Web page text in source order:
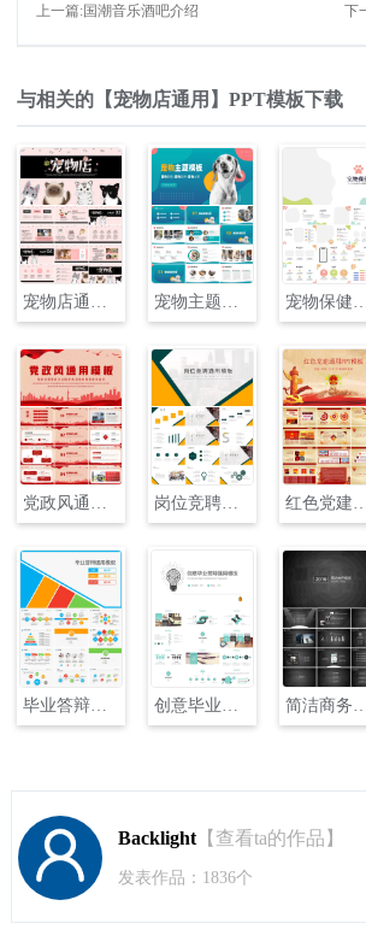
上一篇:国潮音乐酒吧介绍 下
与相关的【宠物店通用】PPT模板下载
宠物店通用模板 宠物主题模板商业计划PPT 宠物保健演
党政风通用模板PPT 岗位竞聘通用模板PPT 红色党建通用
毕业答辩通用PPT模板
Backlight【查看ta的作品】
发表作品：1836个